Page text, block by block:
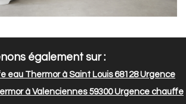
également sur :
eau Thermor à Saint Louis 68128Urgence
à Valenciennes 59300Urgence chauffe